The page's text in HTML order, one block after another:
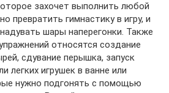
захочет выполнить любой
превратить гимнастику в игру, и
шары наперегонки. Также
относятся создание
сдувание перышка, запуск
легких игрушек в ванне или
нужно подгонять с помощью